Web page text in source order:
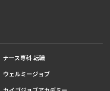
ナース専科 転職
ウェルミージョブ